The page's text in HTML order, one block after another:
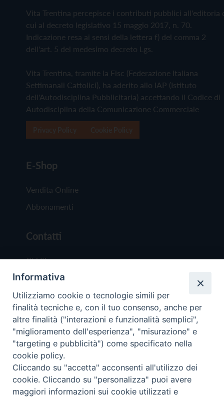
Vita Trentina percepisce i contributi pubblici all'editoria
cui al decreto legislativo 15 maggio 2017, n. 70.
Indicazione resa ai sensi della lettera f) del comma 2
dell'art. 5 del medesimo decreto Lgs.
Vita Trentina, tramite la Fisc (Federazione Italiana
Settimanali Cattolici), ha aderito allo IAP (Istituto
dell'Autodisciplina Pubblicitaria) accettando il Codice di
Autodisciplina della Comunicazione Commerciale
E-Shop
Vendita Online
Abbonamenti
Contatti
Chi Siamo
Redazione
Scrivici
Copyright © 2019 - Tutti i diritti riservati - Vita
Trentina Editrice
Privacy Policy
Informativa
Utilizziamo cookie o tecnologie simili per
finalità tecniche e, con il tuo consenso, anche per
altre finalità ("interazioni e funzionalità semplici",
"miglioramento dell'esperienza", "misurazione" e
"targeting e pubblicità") come specificato nella
cookie policy.
Cliccando su "accetta" acconsenti all'utilizzo dei
cookie. Cliccando su "personalizza" puoi avere
maggiori informazioni sui cookie utilizzati e